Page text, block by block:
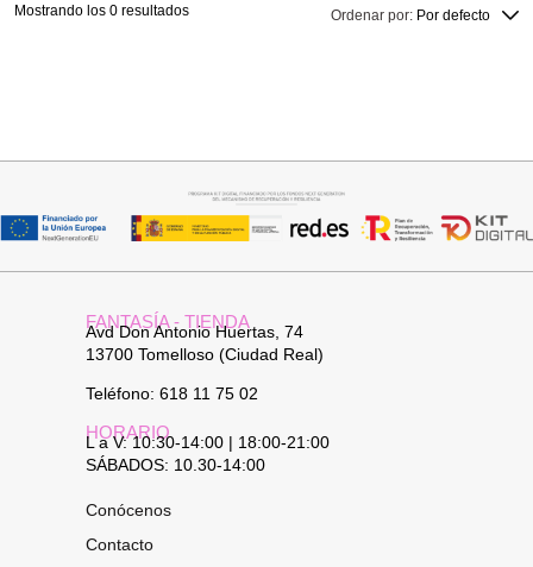
Ordenar por: Por defecto
Mostrando los 0 resultados
FANTASÍA - TIENDA
Avd Don Antonio Huertas, 74
13700 Tomelloso (Ciudad Real)
Teléfono: 618 11 75 02
HORARIO
L a V: 10:30-14:00 | 18:00-21:00
SÁBADOS: 10.30-14:00
Conócenos
Contacto